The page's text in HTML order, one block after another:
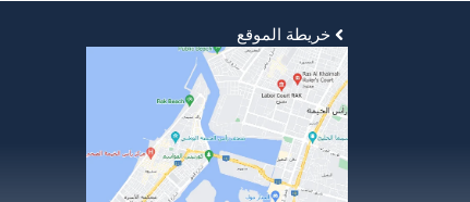
خريطة الموقع